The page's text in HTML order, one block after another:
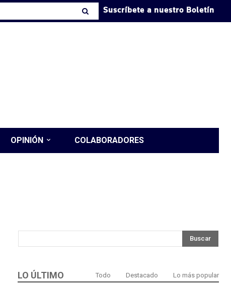
Suscríbete a nuestro Boletín
OPINIÓN COLABORADORES
Buscar
LO ÚLTIMO Todo Destacado Lo más popular